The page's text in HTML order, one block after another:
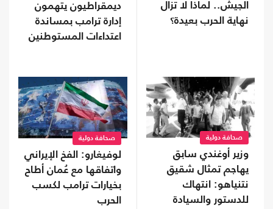
الجيش.. لماذا لا تزال
نهاية الحرب بعيدة؟
ديمقراطيون يتهمون
إدارة ترامب بمساندة
اعتداءات المستوطنين
صحافة دولية
وزير أوغندي سابق
يهاجم تمثال شقيق
نتنياهو: انتهاك
للدستور والسيادة
صحافة دولية
لوفيغارو: الفخ الإيراني
واتفاقها مع عُمان أطاح
بخيارات ترامب لكسب
الحرب